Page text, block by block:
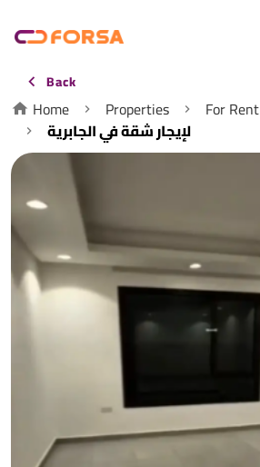
Back
Home Properties For Rent
لإيجار شقة في الجابرية